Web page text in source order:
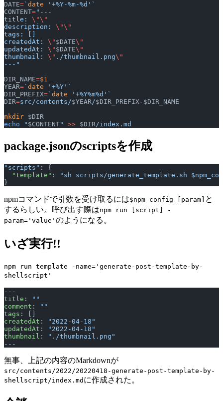
DATE=` date '+%Y-%m-%d'`
CONTENT="---
title: \"\"
description: \"\"
tags: []
createdAt: \" $DATE\"
updatedAt: \" $DATE\"
thumbnail: \" ./thumbnail.png\"
---"
DIR_NAME=$1
YEAR=` date '+%Y'`
DIR_PREFIX=` date '+%Y%m%d'`
DIR=src/contents/$YEAR/$DIR_PREFIX- $DIR_NAME
mkdir $DIR
echo " $CONTENT" >> $DIR/index.md
package.jsonのscriptsを作成
"scripts" : {
  "template"
:
"sh scripts/generate_template.sh
}
npmコマンドで引数を受け取るには$npm_config_[param]
と
するらしい。呼び出す際はnpm run [script] -
param='value' のようになる。
いざ実行!!
npm run template -name='generate-post-template-by-
shellscript'
---
title :
""
comment :
""
tags : []
createdAt :
"2022-04-18"
updatedAt :
"2022-04-18"
thumbnail :
"./thumbnail.png"
---
無事、上記の内容のMarkdownが
src/contents/2022/20220418-generate-post-template-by-
shellscript/index.md に作成された。